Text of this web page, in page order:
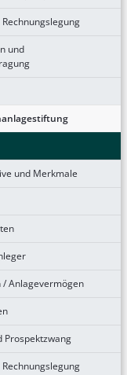
und
und Merkmale
Anlagevermögen
Prospektzwang